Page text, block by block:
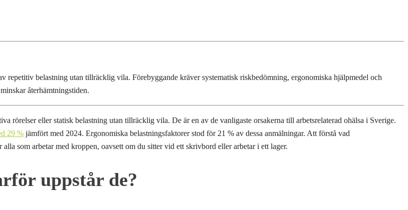
repetitiv belastning utan tillräcklig vila. Förebyggande kräver systematisk riskbedömning, ergonomiska hjälpmedel och
återhämtningstiden.
rörelser eller statisk belastning utan tillräcklig vila. De är en av de vanligaste orsakerna till arbetsrelaterad ohälsa i Sverige.
29 % jämfört med 2024. Ergonomiska belastningsfaktorer stod för 21 % av dessa anmälningar. Att förstå vad
som arbetar med kroppen, oavsett om du sitter vid ett skrivbord eller arbetar i ett lager.
uppstår de?